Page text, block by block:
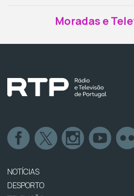
Moradas e
NOTÍCIAS
DESPORTO